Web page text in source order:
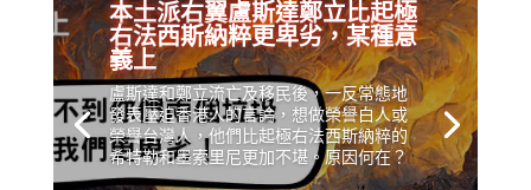
本土派右翼盧斯達鄭立比起極
右法西斯納粹更卑劣，某種意
義上
盧斯達和鄭立流亡及移民後，一反常態地
發表壓迫香港人的言論，想做榮譽白人或
榮譽台灣人，他們比起極右法西斯納粹的
希特勒和墨索里尼更加不堪。原因何在？